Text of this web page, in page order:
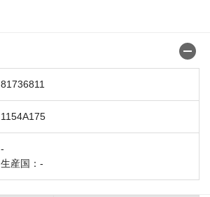
81736811
1154A175
-
生産国：-